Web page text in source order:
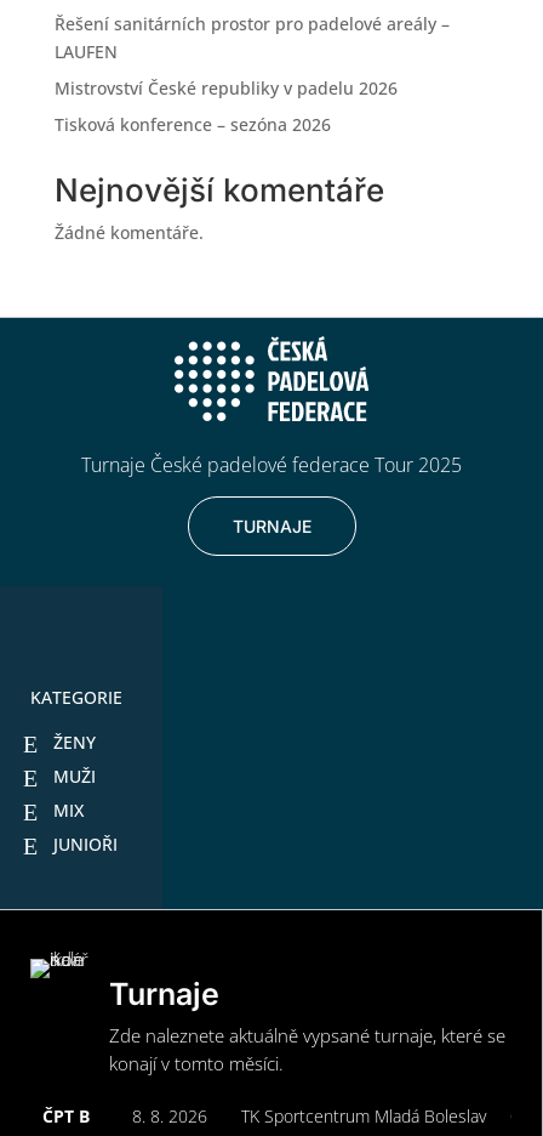
Řešení sanitárních prostor pro padelové areály –
LAUFEN
Mistrovství České republiky v padelu 2026
Tisková konference – sezóna 2026
Nejnovější komentáře
Žádné komentáře.
Turnaje České padelové federace Tour 2025
TURNAJE
KATEGORIE
ŽENY
MUŽI
MIX
JUNIOŘI
Turnaje
Zde naleznete aktuálně vypsané turnaje, které se
konají v tomto měsíci.
ČPT B 8. 8. 2026 TK Sportcentrum Mladá Boleslav